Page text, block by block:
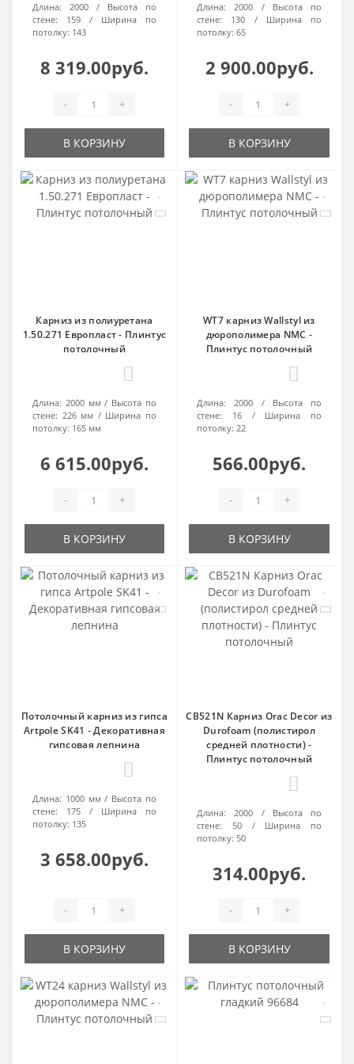
Длина: 2000
Высота по
стене:
159
Ширина по
потолку: 143
8 319.00руб.
- +
В КОРЗИНУ
Длина: 2000
Высота по
стене:
130
Ширина по
потолку: 65
2 900.00руб.
- +
В КОРЗИНУ
Карниз из полиуретана
1.50.271 Европласт - Плинтус
потолочный
Длина: 2000 мм
Высота по
стене: 226 мм
Ширина по
потолку: 165 мм
6 615.00руб.
- +
В КОРЗИНУ
WT7 карниз Wallstyl из
дюрополимера NMC -
Плинтус потолочный
Длина: 2000
Высота по
стене:
16
Ширина по
потолку: 22
566.00руб.
- +
В КОРЗИНУ
Потолочный карниз из гипса
Artpole SK41 - Декоративная
гипсовая лепнина
Длина: 1000 мм
Высота по
стене:
175
Ширина по
потолку: 135
3 658.00руб.
- +
В КОРЗИНУ
CB521N Карниз Orac Decor из
Durofoam (полистирол
средней плотности) -
Плинтус потолочный
Длина: 2000
Высота по
стене:
50
Ширина по
потолку: 50
314.00руб.
- +
В КОРЗИНУ